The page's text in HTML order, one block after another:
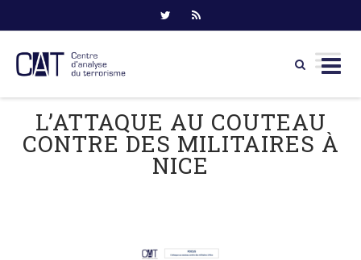
content
L’ATTAQUE AU COUTEAU
CONTRE DES MILITAIRES À
NICE